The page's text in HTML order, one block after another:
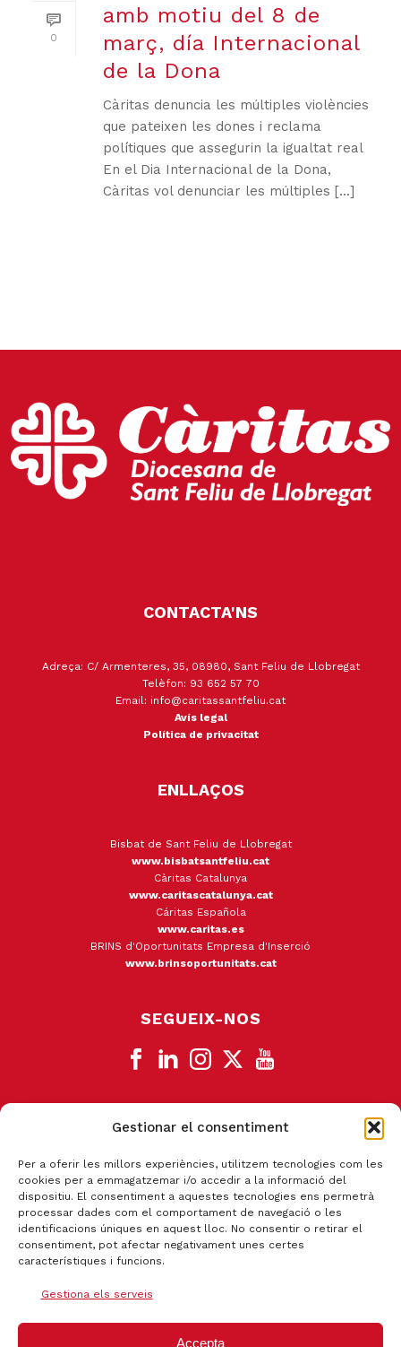
Gestionar el consentiment
Per a oferir les millors experiències, utilitzem tecnologies com les
cookies per a emmagatzemar i/o accedir a la informació del
dispositiu. El consentiment a aquestes tecnologies ens permetrà
processar dades com el comportament de navegació o les
identificacions úniques en aquest lloc. No consentir o retirar el
consentiment, pot afectar negativament unes certes
característiques i funcions.
Gestiona els serveis
Accepta
0
amb motiu del 8 de
març, día Internacional
de la Dona
Càritas denuncia les múltiples violències
que pateixen les dones i reclama
polítiques que assegurin la igualtat real
En el Dia Internacional de la Dona,
Càritas vol denunciar les múltiples [...]
CONTACTA'NS
Adreça: C/ Armenteres, 35, 08980, Sant Feliu de Llobregat
Telèfon: 93 652 57 70
Email: info@caritassantfeliu.cat
Avís legal
Política de privacitat
ENLLAÇOS
Bisbat de Sant Feliu de Llobregat
www.bisbatsantfeliu.cat
Càritas Catalunya
www.caritascatalunya.cat
Cáritas Española
www.caritas.es
BRINS d'Oportunitats Empresa d'Inserció
www.brinsoportunitats.cat
SEGUEIX-NOS
CANAL DE DENÚNCIA